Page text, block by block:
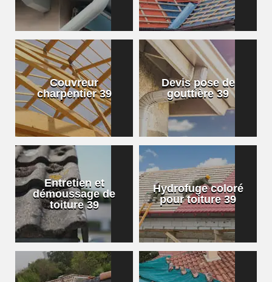
Couvreur
charpentier 39
Devis pose de
gouttière 39
Entretien et
démoussage de
toiture 39
Hydrofuge coloré
pour toiture 39